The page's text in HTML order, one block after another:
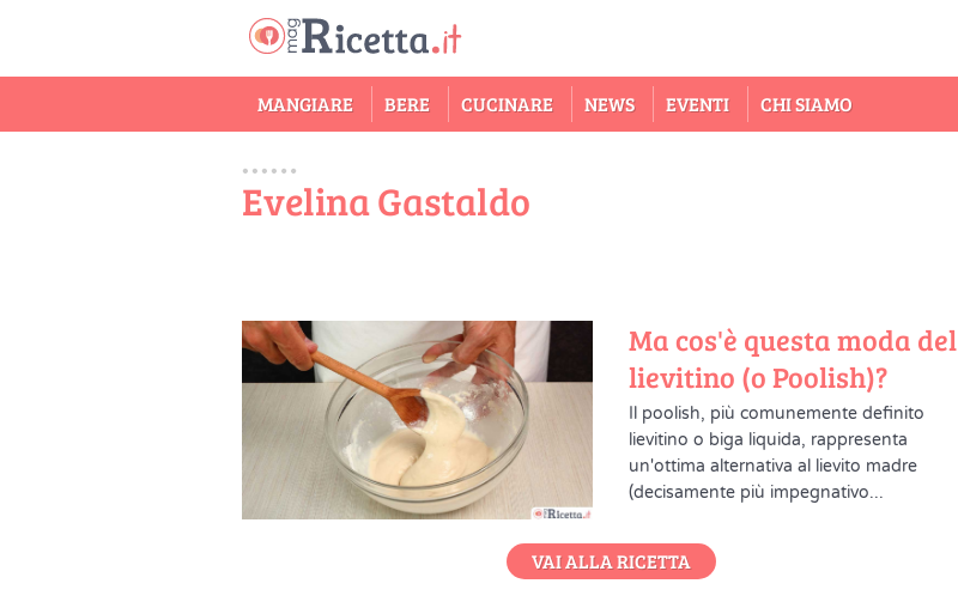
MANGIARE BERE CUCINARE NEWS EVENTI CHI SIAMO
Evelina Gastaldo
Ma cos'è questa moda del
lievitino (o Poolish)?
Il poolish, più comunemente definito
lievitino o biga liquida, rappresenta
un'ottima alternativa al lievito madre
(decisamente più impegnativo...
VAI ALLA RICETTA